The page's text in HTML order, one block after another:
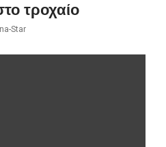
τροχαίο
Star